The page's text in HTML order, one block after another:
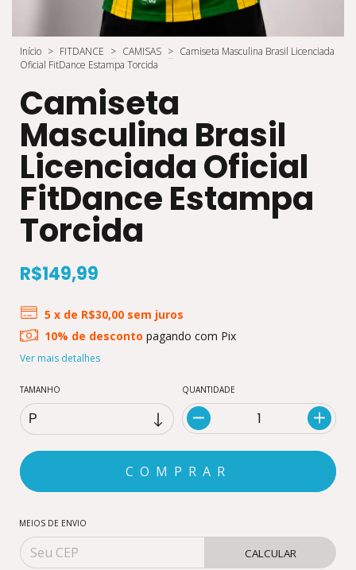
Início > FITDANCE > CAMISAS > Camiseta Masculina Brasil Licenciada
Oficial FitDance Estampa Torcida
Camiseta
Masculina Brasil
Licenciada Oficial
FitDance Estampa
Torcida
R$149,99
5 x de R$30,00 sem juros
10% de desconto pagando com Pix
Ver mais detalhes
TAMANHO QUANTIDADE
MEIOS DE ENVIO
CALCULAR